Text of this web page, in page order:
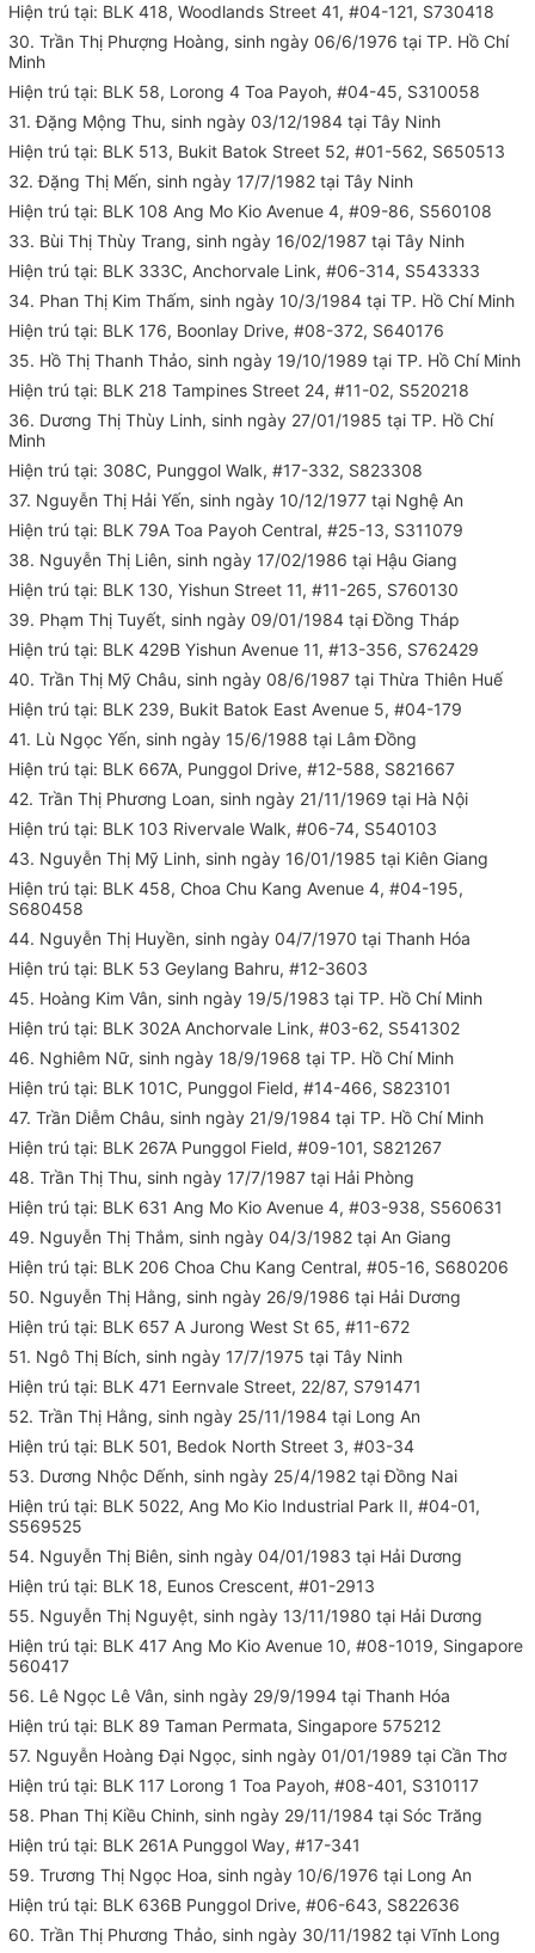
Hiện trú tại: BLK 418, Woodlands Street 41, #04-121, S730418
30. Trần Thị Phượng Hoàng, sinh ngày 06/6/1976 tại TP. Hồ Chí
Minh
Hiện trú tại: BLK 58, Lorong 4 Toa Payoh, #04-45, S310058
31. Đặng Mộng Thu, sinh ngày 03/12/1984 tại Tây Ninh
Hiện trú tại: BLK 513, Bukit Batok Street 52, #01-562, S650513
32. Đặng Thị Mến, sinh ngày 17/7/1982 tại Tây Ninh
Hiện trú tại: BLK 108 Ang Mo Kio Avenue 4, #09-86, S560108
33. Bùi Thị Thùy Trang, sinh ngày 16/02/1987 tại Tây Ninh
Hiện trú tại: BLK 333C, Anchorvale Link, #06-314, S543333
34. Phan Thị Kim Thấm, sinh ngày 10/3/1984 tại TP. Hồ Chí Minh
Hiện trú tại: BLK 176, Boonlay Drive, #08-372, S640176
35. Hồ Thị Thanh Thảo, sinh ngày 19/10/1989 tại TP. Hồ Chí Minh
Hiện trú tại: BLK 218 Tampines Street 24, #11-02, S520218
36. Dương Thị Thùy Linh, sinh ngày 27/01/1985 tại TP. Hồ Chí
Minh
Hiện trú tại: 308C, Punggol Walk, #17-332, S823308
37. Nguyễn Thị Hải Yến, sinh ngày 10/12/1977 tại Nghệ An
Hiện trú tại: BLK 79A Toa Payoh Central, #25-13, S311079
38. Nguyễn Thị Liên, sinh ngày 17/02/1986 tại Hậu Giang
Hiện trú tại: BLK 130, Yishun Street 11, #11-265, S760130
39. Phạm Thị Tuyết, sinh ngày 09/01/1984 tại Đồng Tháp
Hiện trú tại: BLK 429B Yishun Avenue 11, #13-356, S762429
40. Trần Thị Mỹ Châu, sinh ngày 08/6/1987 tại Thừa Thiên Huế
Hiện trú tại: BLK 239, Bukit Batok East Avenue 5, #04-179
41. Lù Ngọc Yến, sinh ngày 15/6/1988 tại Lâm Đồng
Hiện trú tại: BLK 667A, Punggol Drive, #12-588, S821667
42. Trần Thị Phương Loan, sinh ngày 21/11/1969 tại Hà Nội
Hiện trú tại: BLK 103 Rivervale Walk, #06-74, S540103
43. Nguyễn Thị Mỹ Linh, sinh ngày 16/01/1985 tại Kiên Giang
Hiện trú tại: BLK 458, Choa Chu Kang Avenue 4, #04-195,
S680458
44. Nguyễn Thị Huyền, sinh ngày 04/7/1970 tại Thanh Hóa
Hiện trú tại: BLK 53 Geylang Bahru, #12-3603
45. Hoàng Kim Vân, sinh ngày 19/5/1983 tại TP. Hồ Chí Minh
Hiện trú tại: BLK 302A Anchorvale Link, #03-62, S541302
46. Nghiêm Nữ, sinh ngày 18/9/1968 tại TP. Hồ Chí Minh
Hiện trú tại: BLK 101C, Punggol Field, #14-466, S823101
47. Trần Diễm Châu, sinh ngày 21/9/1984 tại TP. Hồ Chí Minh
Hiện trú tại: BLK 267A Punggol Field, #09-101, S821267
48. Trần Thị Thu, sinh ngày 17/7/1987 tại Hải Phòng
Hiện trú tại: BLK 631 Ang Mo Kio Avenue 4, #03-938, S560631
49. Nguyễn Thị Thắm, sinh ngày 04/3/1982 tại An Giang
Hiện trú tại: BLK 206 Choa Chu Kang Central, #05-16, S680206
50. Nguyễn Thị Hằng, sinh ngày 26/9/1986 tại Hải Dương
Hiện trú tại: BLK 657 A Jurong West St 65, #11-672
51. Ngô Thị Bích, sinh ngày 17/7/1975 tại Tây Ninh
Hiện trú tại: BLK 471 Eernvale Street, 22/87, S791471
52. Trần Thị Hằng, sinh ngày 25/11/1984 tại Long An
Hiện trú tại: BLK 501, Bedok North Street 3, #03-34
53. Dương Nhộc Dếnh, sinh ngày 25/4/1982 tại Đồng Nai
Hiện trú tại: BLK 5022, Ang Mo Kio Industrial Park II, #04-01,
S569525
54. Nguyễn Thị Biên, sinh ngày 04/01/1983 tại Hải Dương
Hiện trú tại: BLK 18, Eunos Crescent, #01-2913
55. Nguyễn Thị Nguyệt, sinh ngày 13/11/1980 tại Hải Dương
Hiện trú tại: BLK 417 Ang Mo Kio Avenue 10, #08-1019, Singapore
560417
56. Lê Ngọc Lê Vân, sinh ngày 29/9/1994 tại Thanh Hóa
Hiện trú tại: BLK 89 Taman Permata, Singapore 575212
57. Nguyễn Hoàng Đại Ngọc, sinh ngày 01/01/1989 tại Cần Thơ
Hiện trú tại: BLK 117 Lorong 1 Toa Payoh, #08-401, S310117
58. Phan Thị Kiều Chinh, sinh ngày 29/11/1984 tại Sóc Trăng
Hiện trú tại: BLK 261A Punggol Way, #17-341
59. Trương Thị Ngọc Hoa, sinh ngày 10/6/1976 tại Long An
Hiện trú tại: BLK 636B Punggol Drive, #06-643, S822636
60. Trần Thị Phương Thảo, sinh ngày 30/11/1982 tại Vĩnh Long